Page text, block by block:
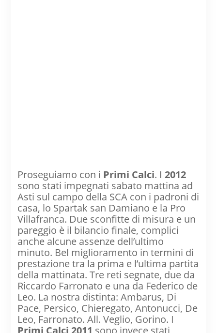
Proseguiamo con i Primi Calci. I 2012
sono stati impegnati sabato mattina ad
Asti sul campo della SCA con i padroni di
casa, lo Spartak san Damiano e la Pro
Villafranca. Due sconfitte di misura e un
pareggio è il bilancio finale, complici
anche alcune assenze dell’ultimo
minuto. Bel miglioramento in termini di
prestazione tra la prima e l’ultima partita
della mattinata. Tre reti segnate, due da
Riccardo Farronato e una da Federico de
Leo. La nostra distinta: Ambarus, Di
Pace, Persico, Chieregato, Antonucci, De
Leo, Farronato. All. Veglio, Gorino. I
Primi Calci 2011 sono invece stati